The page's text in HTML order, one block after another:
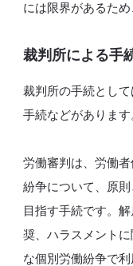
には限界があるた
裁判所による手
裁判所の手続とし
手続などがあります
労働審判は、労働
紛争について、原
目指す手続です。
奨、ハラスメント
な個別労働紛争で利